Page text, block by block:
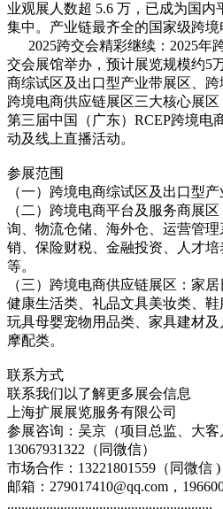
业观展人数超 5.6 万，已成为国
集中。产业链最齐全的国家级跨境
2025跨交会精彩继续：2025年
交会展馆举办，预计展览规模约5
商综试区及出口型产业带展区、跨
跨境电商供应链展区三大核心展
第三届中国（广东）RCEP跨境电
动及线上直播活动。
参展范围
（一）跨境电商综试区及出口型产
（二）跨境电商平台及服务商展
询、物流仓储、海外仓、运营管
销、保险财税、金融投资、人才
等。
（三）跨境电商供应链展区：家
健康生活类、礼品文具美妆类、鞋
玩具母婴宠物用品类、家具建材
摩配类。
联系方式
联系我们以了解更多展会信息
上海扩展展览服务有限公司
参展咨询：吴京（项目总监、大客
13067931322（同微信）
市场合作：13221801559（同微信
邮箱：279017410@qq.com，
..........................................................